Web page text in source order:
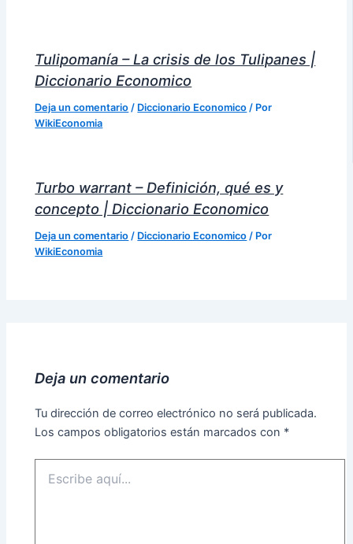
Tulipomanía – La crisis de los Tulipanes |
Diccionario Economico
Deja un comentario / Diccionario Economico / Por
WikiEconomia
Turbo warrant – Definición, qué es y
concepto | Diccionario Economico
Deja un comentario / Diccionario Economico / Por
WikiEconomia
Deja un comentario
Tu dirección de correo electrónico no será publicada.
Los campos obligatorios están marcados con *
aquí...